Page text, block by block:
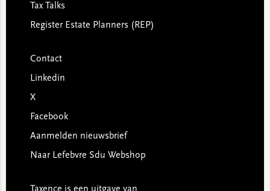
Tax Talks
Register Estate Planners (REP)
Contact
Linkedin
X
Facebook
Aanmelden nieuwsbrief
Naar Lefebvre Sdu Webshop